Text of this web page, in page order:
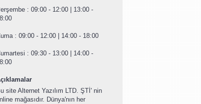
: 09:00 - 12:00 | 13:00 -
: 09:00 - 12:00 | 14:00 - 18:00
: 09:30 - 13:00 | 14:00 -
site Alternet Yazılım LTD. ŞTİ' nin
mağasıdır. Dünya'nın her